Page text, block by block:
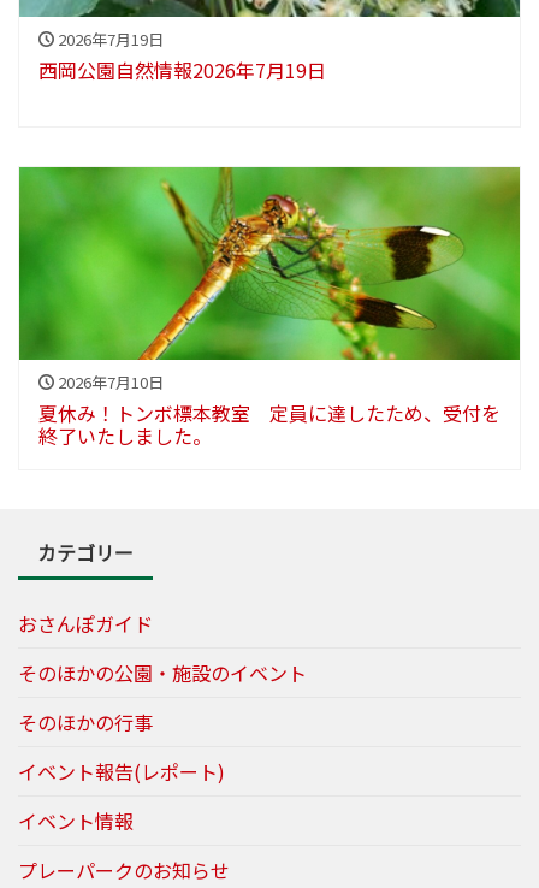
2026年7月19日
西岡公園自然情報2026年7月19日
2026年7月10日
夏休み！トンボ標本教室 定員に達したため、受付を
終了いたしました。
カテゴリー
おさんぽガイド
そのほかの公園・施設のイベント
そのほかの行事
イベント報告(レポート)
イベント情報
プレーパークのお知らせ